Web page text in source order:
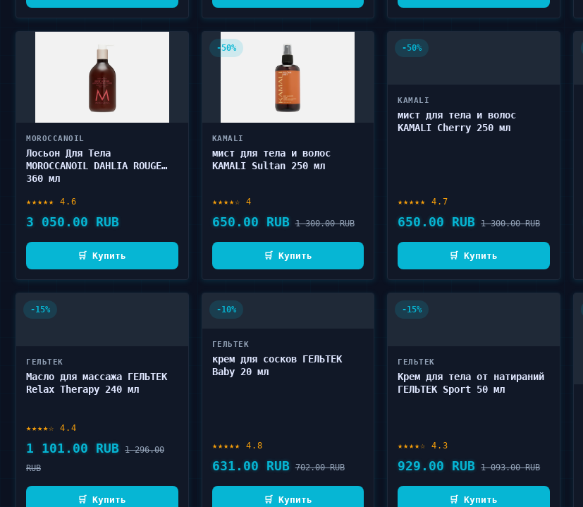
MOROCCANOIL
Лосьон Для Тела
MOROCCANOIL DAHLIA ROUGE
360 мл
★★★★★ 4.6
3 050.00 RUB
🛒 Купить
-50%
KAMALI
мист для тела и волос
KAMALI Sultan 250 мл
★★★★☆ 4
650.00 RUB 1 300.00 RUB
🛒 Купить
-50%
KAMALI
мист для тела и волос
KAMALI Cherry 250 мл
★★★★★ 4.7
650.00 RUB 1 300.00 RUB
🛒 Купить
-15%
ГЕЛЬТЕК
Масло для массажа ГЕЛЬТЕК
Relax Therapy 240 мл
★★★★☆ 4.4
1 101.00 RUB 1 296.00
RUB
🛒 Купить
-10%
ГЕЛЬТЕК
крем для сосков ГЕЛЬТЕК
Baby 20 мл
★★★★★ 4.8
631.00 RUB 702.00 RUB
🛒 Купить
-15%
ГЕЛЬТЕК
Крем для тела от натираний
ГЕЛЬТЕК Sport 50 мл
★★★★☆ 4.3
929.00 RUB 1 093.00 RUB
🛒 Купить